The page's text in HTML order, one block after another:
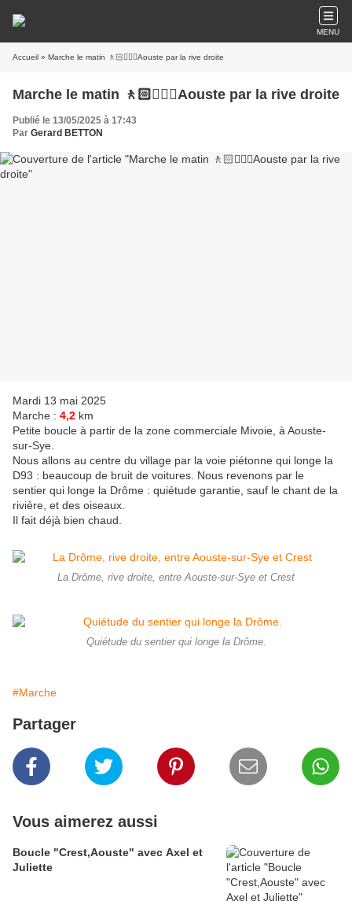
MENU
Accueil » Marche le matin 🚶🏻🚶🏼‍♂️Aouste par la rive droite
Marche le matin 🚶🏻🚶🏼‍♂️Aouste par la rive droite
Publié le 13/05/2025 à 17:43
Par Gerard BETTON
Mardi 13 mai 2025
Marche : 4,2 km
Petite boucle à partir de la zone commerciale Mivoie, à Aouste-
sur-Sye.
Nous allons au centre du village par la voie piétonne qui longe la
D93 : beaucoup de bruit de voitures. Nous revenons par le
sentier qui longe la Drôme : quiétude garantie, sauf le chant de la
rivière, et des oiseaux.
Il fait déjà bien chaud.
La Drôme, rive droite, entre Aouste-sur-Sye et Crest
Quiétude du sentier qui longe la Drôme.
#Marche
Partager
Vous aimerez aussi
Boucle "Crest,Aouste" avec Axel et
Juliette